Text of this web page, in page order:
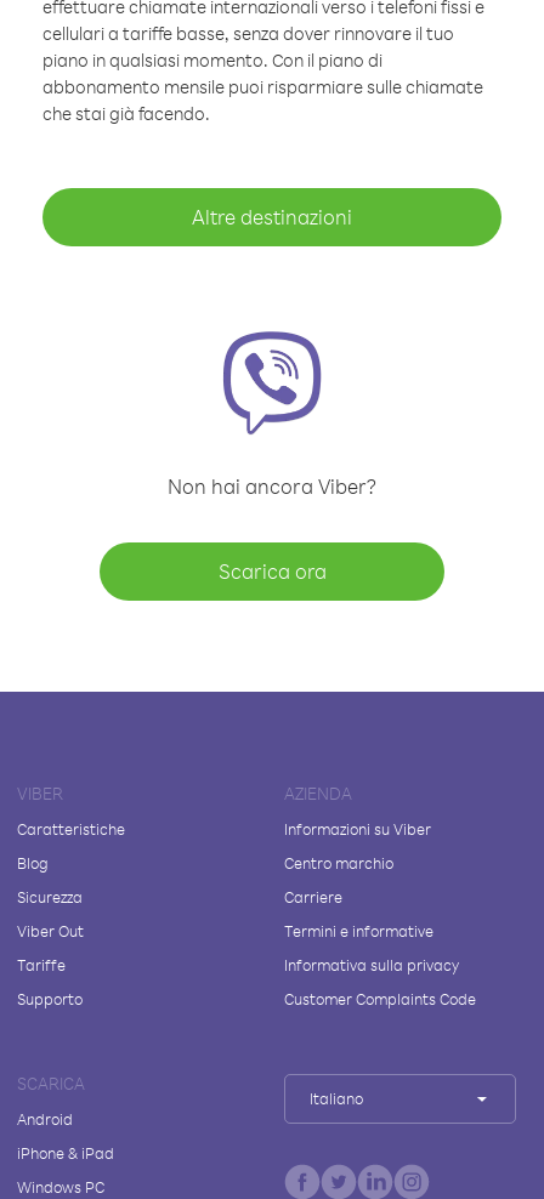
effettuare chiamate internazionali verso i telefoni fissi e
cellulari a tariffe basse, senza dover rinnovare il tuo
piano in qualsiasi momento. Con il piano di
abbonamento mensile puoi risparmiare sulle chiamate
che stai già facendo.
Altre destinazioni
Non hai ancora Viber?
Scarica ora
VIBER
Caratteristiche
Blog
Sicurezza
Viber Out
Tariffe
Supporto
AZIENDA
Informazioni su Viber
Centro marchio
Carriere
Termini e informative
Informativa sulla privacy
Customer Complaints Code
SCARICA
Android
iPhone & iPad
Windows PC
Italiano